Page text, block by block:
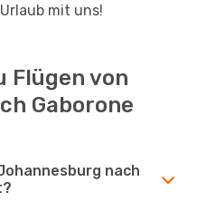
mit uns!
Flügen von
Gaborone
nach